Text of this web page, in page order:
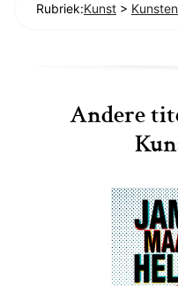
Rubriek:Kunst >
Andere